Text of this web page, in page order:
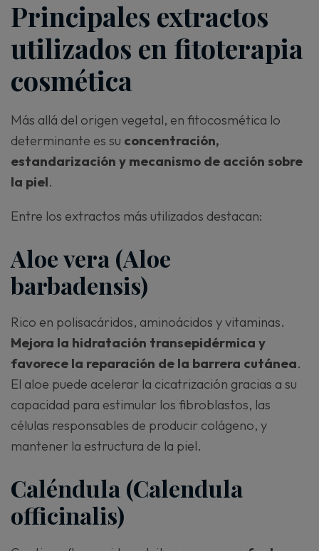
Principales extractos
utilizados en fitoterapia
cosmética
Más allá del origen vegetal, en fitocosmética lo
determinante es su concentración,
estandarización y mecanismo de acción sobre
la piel.
Entre los extractos más utilizados destacan:
Aloe vera (Aloe
barbadensis)
Rico en polisacáridos, aminoácidos y vitaminas.
Mejora la hidratación transepidérmica y
favorece la reparación de la barrera cutánea.
El aloe puede acelerar la cicatrización gracias a su
capacidad para estimular los fibroblastos, las
células responsables de producir colágeno, y
mantener la estructura de la piel.
Caléndula (Calendula
officinalis)